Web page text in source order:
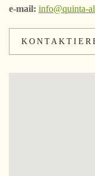
e-mail: info@quinta-